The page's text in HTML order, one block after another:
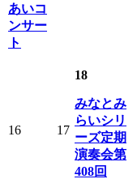
あいコ
ンサー
ト
16 17
18
みなとみ
らいシリ
ーズ定期
演奏会第
408回